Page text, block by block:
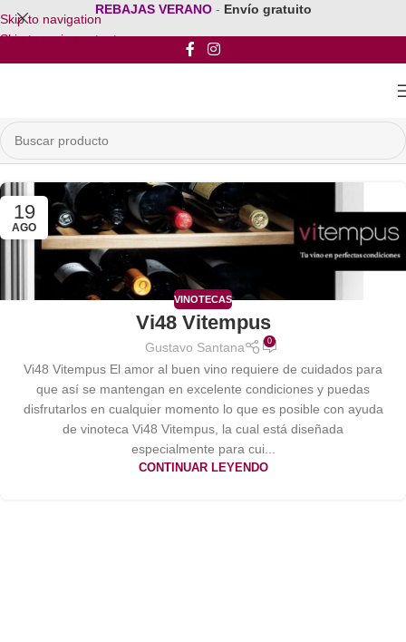
Skip to navigation
Skip to main content
REBAJAS VERANO - Envío gratuito
19
AGO
VINOTECAS
Vi48 Vitempus
Gustavo Santana 0
Vi48 Vitempus El amor al buen vino requiere de cuidados para
que así se mantengan en excelente condiciones y puedas
disfrutarlos en cualquier momento lo que es posible con ayuda
de vinoteca Vi48 Vitempus, la cual está diseñada
especialmente para cui...
CONTINUAR LEYENDO